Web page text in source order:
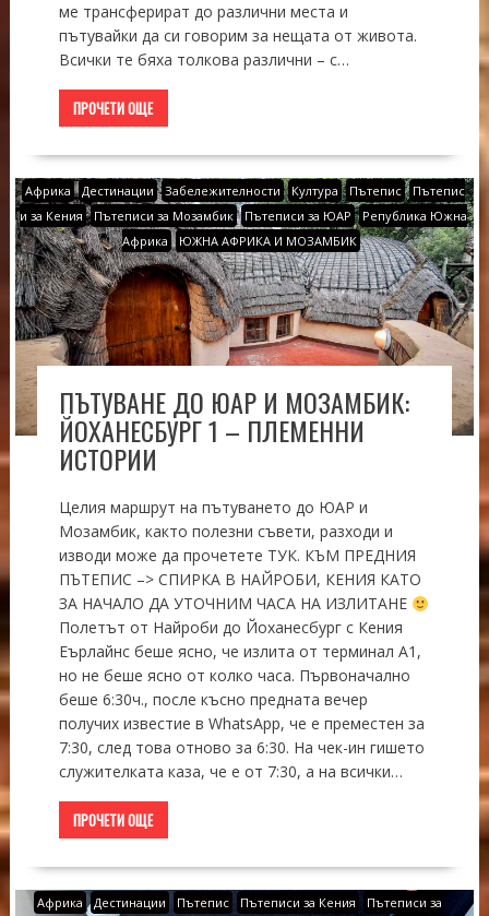
ме трансферират до различни места и
пътувайки да си говорим за нещата от живота.
Всички те бяха толкова различни – с…
ПРОЧЕТИ ОЩЕ
Африка Дестинации Забележителности Култура Пътепис
Пътепис
и за Кения
Пътеписи за Мозамбик Пътеписи за ЮАР
Република Южна
Африка
ЮЖНА АФРИКА И МОЗАМБИК
ПЪТУВАНЕ ДО ЮАР И МОЗАМБИК:
ЙОХАНЕСБУРГ 1 – ПЛЕМЕННИ
ИСТОРИИ
Целия маршрут на пътуването до ЮАР и
Мозамбик, както полезни съвети, разходи и
изводи може да прочетете ТУК. КЪМ ПРЕДНИЯ
ПЪТЕПИС –> СПИРКА В НАЙРОБИ, КЕНИЯ КАТО
ЗА НАЧАЛО ДА УТОЧНИМ ЧАСА НА ИЗЛИТАНЕ
Полетът от Найроби до Йоханесбург с Кения
Еърлайнс беше ясно, че излита от терминал А1,
но не беше ясно от колко часа. Първоначално
беше 6:30ч., после късно предната вечер
получих известие в WhatsApp, че е преместен за
7:30, след това отново за 6:30. На чек-ин гишето
служителката каза, че е от 7:30, а на всички…
ПРОЧЕТИ ОЩЕ
Африка Дестинации Пътепис Пътеписи за Кения Пътеписи за